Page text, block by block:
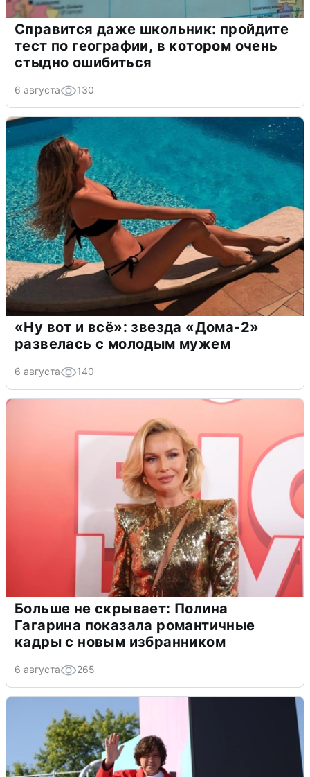
Справится даже школьник: пройдите
тест по географии, в котором очень
стыдно ошибиться
6 августа 130
«Ну вот и всё»: звезда «Дома-2»
развелась с молодым мужем
6 августа 140
Больше не скрывает: Полина
Гагарина показала романтичные
кадры с новым избранником
6 августа 265